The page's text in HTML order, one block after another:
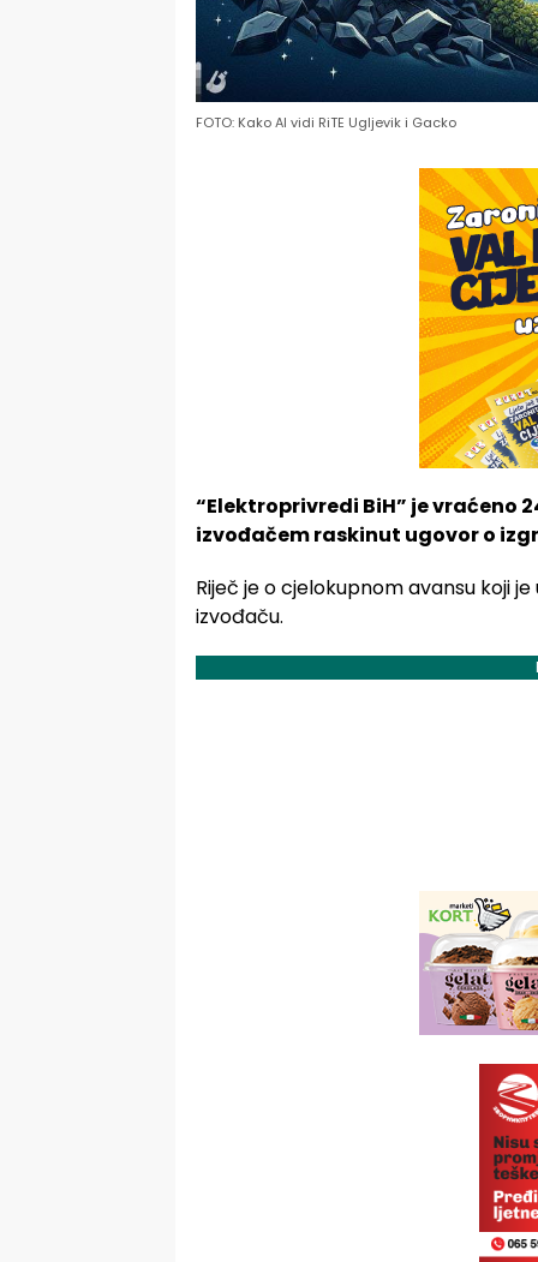
FOTO: Kako AI vidi RiTE Ugljevik i Gacko
“Elektroprivredi BiH” je vraćeno
izvođačem raskinut ugovor o
Riječ je o cjelokupnom avansu koji
izvođaču.